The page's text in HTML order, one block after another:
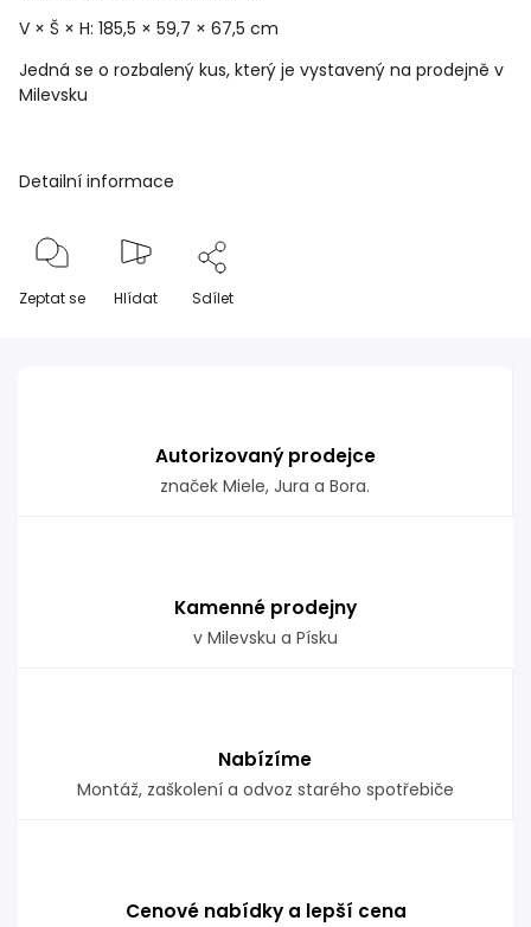
V × Š × H: 185,5 × 59,7 × 67,5 cm
Jedná se o rozbalený kus, který je vystavený na prodejně v
Milevsku
Detailní informace
Zeptat se Hlídat Sdílet
Autorizovaný prodejce
značek Miele, Jura a Bora.
Kamenné prodejny
v Milevsku a Písku
Nabízíme
Montáž, zaškolení a odvoz starého spotřebiče
Cenové nabídky a lepší cena